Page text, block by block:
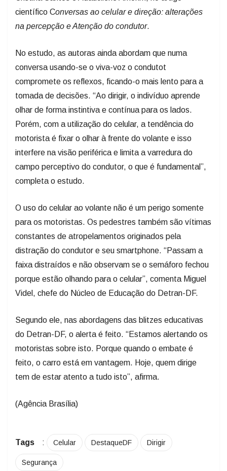
científico Conversas ao celular e direção: alterações
na percepção e Atenção do condutor.
No estudo, as autoras ainda abordam que numa
conversa usando-se o viva-voz o condutot
compromete os reflexos, ficando-o mais lento para a
tomada de decisões. “Ao dirigir, o indivíduo aprende
olhar de forma instintiva e contínua para os lados.
Porém, com a utilização do celular, a tendência do
motorista é fixar o olhar à frente do volante e isso
interfere na visão periférica e limita a varredura do
campo perceptivo do condutor, o que é fundamental”,
completa o estudo.
O uso do celular ao volante não é um perigo somente
para os motoristas. Os pedestres também são vítimas
constantes de atropelamentos originados pela
distração do condutor e seu smartphone. “Passam a
faixa distraídos e não observam se o semáforo fechou
porque estão olhando para o celular”, comenta Miguel
Videl, chefe do Núcleo de Educação do Detran-DF.
Segundo ele, nas abordagens das blitzes educativas
do Detran-DF, o alerta é feito. “Estamos alertando os
motoristas sobre isto. Porque quando o embate é
feito, o carro está em vantagem. Hoje, quem dirige
tem de estar atento a tudo isto”, afirma.
(Agência Brasília)
Tags : Celular DestaqueDF Dirigir
Segurança